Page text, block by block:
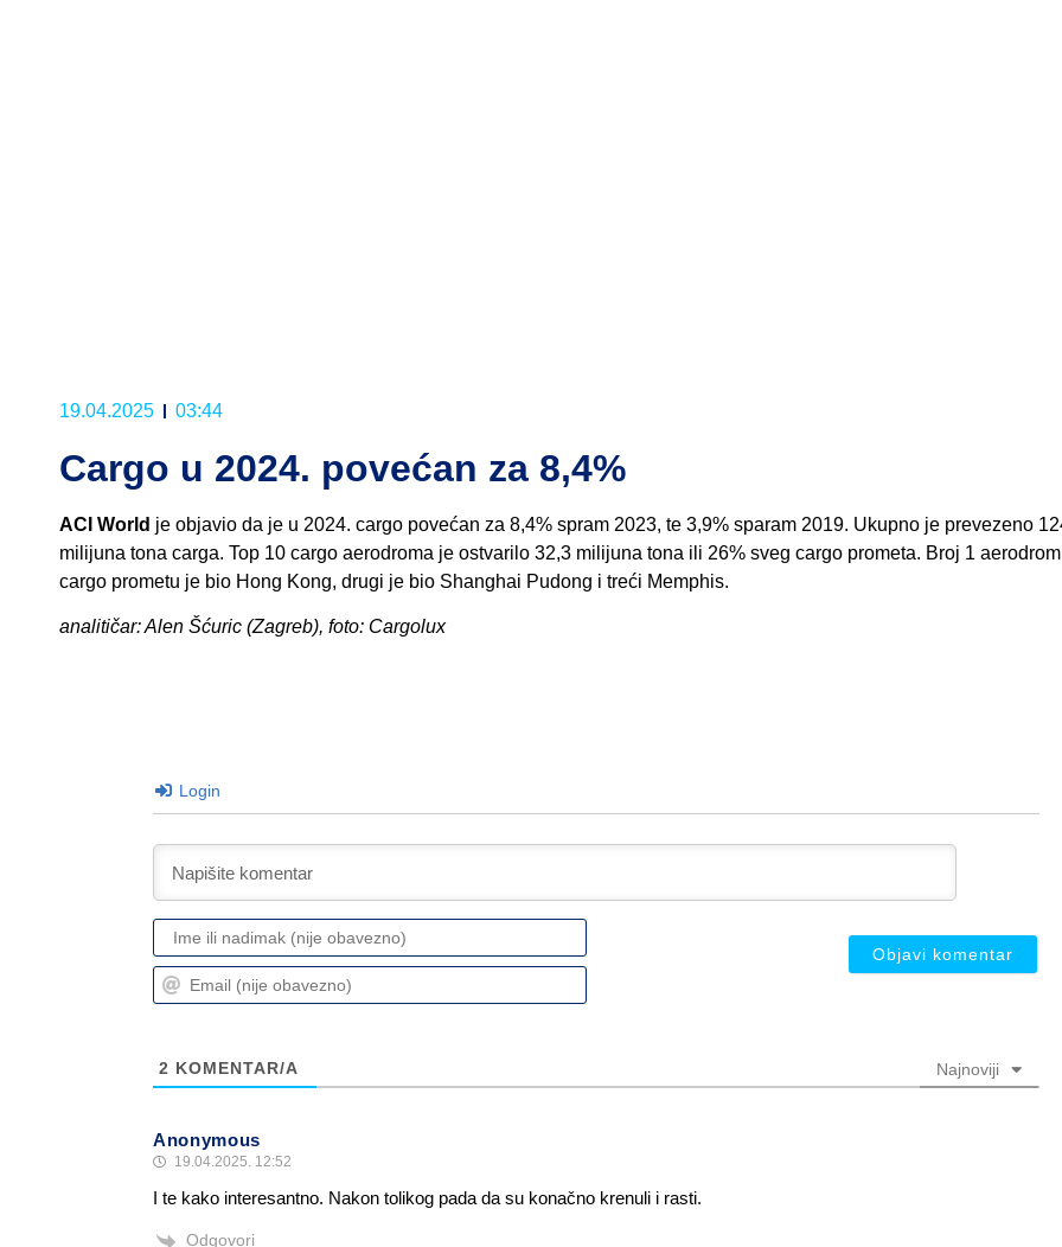
19.04.2025 03:44
Cargo u 2024. povećan za 8,4%
ACI World je objavio da je u 2024. cargo povećan za 8,4% spram 2023, te 3,9% sparam 2019. Ukupno je prevezeno
milijuna tona carga. Top 10 cargo aerodroma je ostvarilo 32,3 milijuna tona ili 26% sveg cargo prometa. Broj 1
cargo prometu je bio Hong Kong, drugi je bio Shanghai Pudong i treći Memphis.
analitičar: Alen Šćuric (Zagreb), foto: Cargolux
Login
Ime
ili
nadimak
Email
(nije
2 KOMENTAR/A Najnoviji
Anonymous
19.04.2025. 12:52
I te kako interesantno. Nakon tolikog pada da su konačno krenuli i rasti.
Odgovori